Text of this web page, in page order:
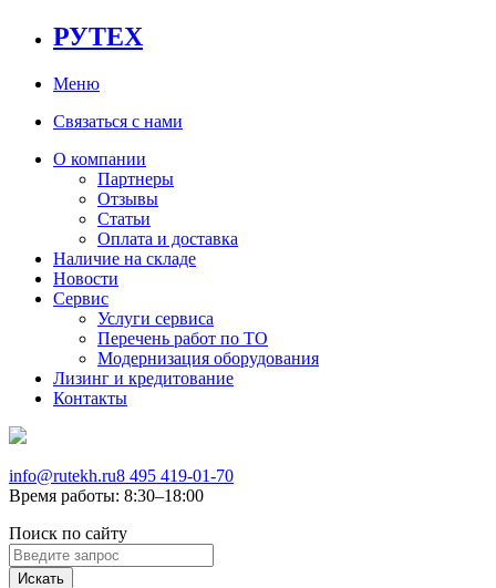
РУТЕХ
Меню
Связаться с нами
О компании
Партнеры
Отзывы
Статьи
Оплата и доставка
Наличие на складе
Новости
Сервис
Услуги сервиса
Перечень работ по ТО
Модернизация оборудования
Лизинг и кредитование
Контакты
info@rutekh.ru8 495 419-01-70
Время работы: 8:30–18:00
Поиск по сайту
Искать